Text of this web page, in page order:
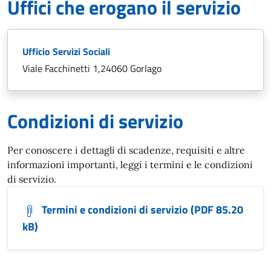
Uffici che erogano il servizio
Ufficio Servizi Sociali
Viale Facchinetti 1,24060 Gorlago
Condizioni di servizio
Per conoscere i dettagli di scadenze, requisiti e altre
informazioni importanti, leggi i termini e le condizioni
di servizio.
Termini e condizioni di servizio (PDF 85.20
kB)